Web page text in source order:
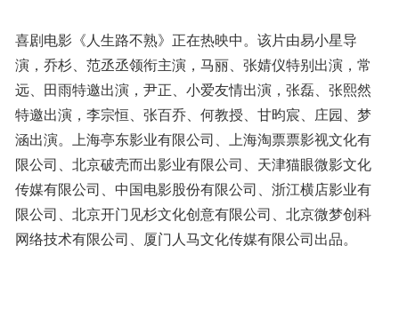
喜剧电影《人生路不熟》正在热映中。该片由易小星导
演，乔杉、范丞丞领衔主演，马丽、张婧仪特别出演，常
远、田雨特邀出演，尹正、小爱友情出演，张磊、张熙然
特邀出演，李宗恒、张百乔、何教授、甘昀宸、庄园、梦
涵出演。上海亭东影业有限公司、上海淘票票影视文化有
限公司、北京破壳而出影业有限公司、天津猫眼微影文化
传媒有限公司、中国电影股份有限公司、浙江横店影业有
限公司、北京开门见杉文化创意有限公司、北京微梦创科
网络技术有限公司、厦门人马文化传媒有限公司出品。